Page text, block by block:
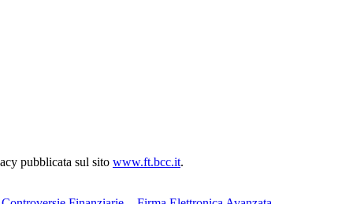
pubblicata sul sito www.ft.bcc.it.